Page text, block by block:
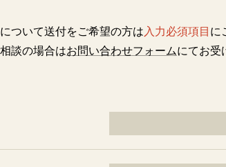
ついて送付をご希望の方は 入力必須項目 に
談の場合はお問い合わせフォームにてお受